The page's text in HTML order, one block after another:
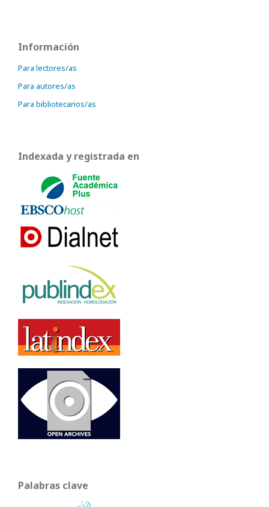
Información
Para lectores/as
Para autores/as
Para bibliotecarios/as
Indexada y registrada en
Palabras clave